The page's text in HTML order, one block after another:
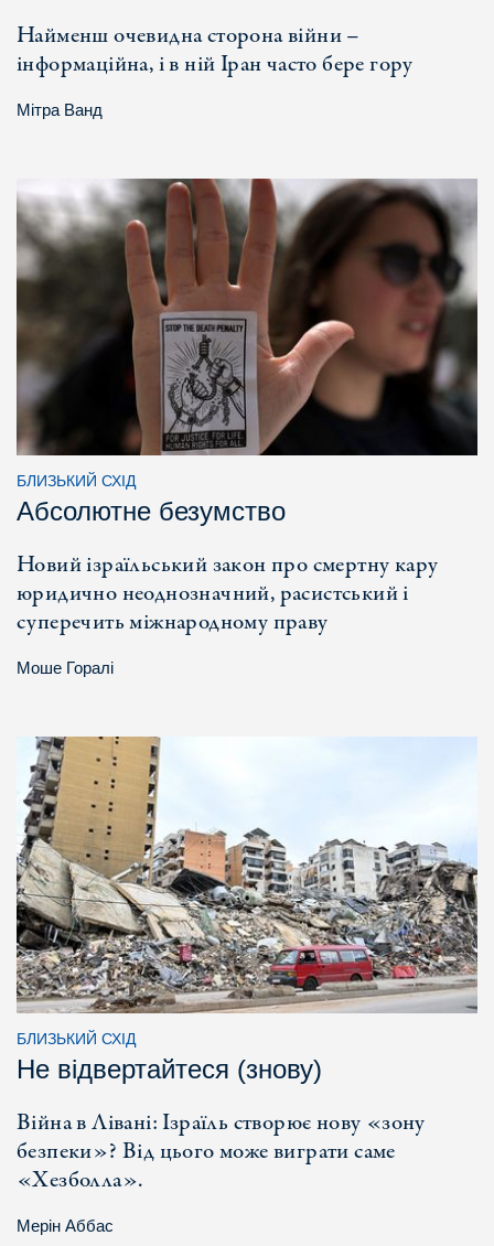
Найменш очевидна сторона війни –
інформаційна, і в ній Іран часто бере гору
Мітра Ванд
БЛИЗЬКИЙ СХІД
Абсолютне безумство
Новий ізраїльський закон про смертну кару
юридично неоднозначний, расистський і
суперечить міжнародному праву
Моше Горалі
БЛИЗЬКИЙ СХІД
Не відвертайтеся (знову)
Війна в Лівані: Ізраїль створює нову «зону
безпеки»? Від цього може виграти саме
«Хезболла».
Мерін Аббас